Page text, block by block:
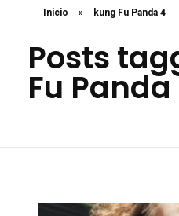
Inicio » kung Fu Panda 4
Posts
Fu Panda